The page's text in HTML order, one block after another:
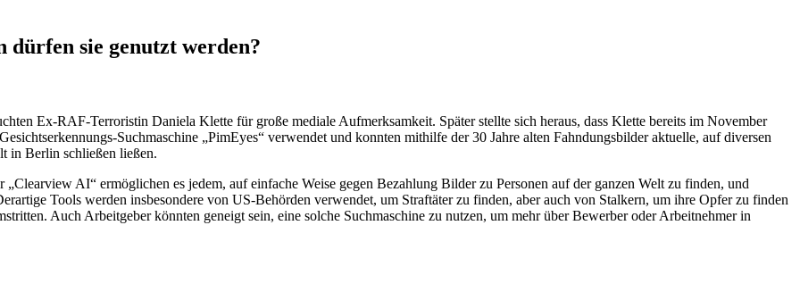
dürfen sie genutzt werden?
Ex-RAF-Terroristin Daniela Klette für große mediale Aufmerksamkeit. Später stellte sich heraus, dass Klette bereits im November
Suchmaschine „PimEyes“ verwendet und konnten mithilfe der 30 Jahre alten Fahndungsbilder aktuelle, auf diversen
in Berlin schließen ließen.
AI“ ermöglichen es jedem, auf einfache Weise gegen Bezahlung Bilder zu Personen auf der ganzen Welt zu finden, und
Tools werden insbesondere von US-Behörden verwendet, um Straftäter zu finden, aber auch von Stalkern, um ihre Opfer zu finden
Auch Arbeitgeber könnten geneigt sein, eine solche Suchmaschine zu nutzen, um mehr über Bewerber oder Arbeitnehmer in